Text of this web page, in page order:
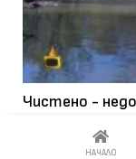
Чистено -
12 май 2015 127
НАЧАЛО